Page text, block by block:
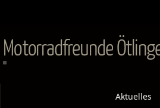
springen
Motorradfreunde
Aktuelles